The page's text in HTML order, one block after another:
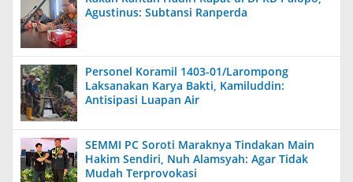
Agustinus: Subtansi Ranperda
Personel Koramil 1403-01/Larompong
Laksanakan Karya Bakti, Kamiluddin:
Antisipasi Luapan Air
SEMMI PC Soroti Maraknya Tindakan Main
Hakim Sendiri, Nuh Alamsyah: Agar Tidak
Mudah Terprovokasi